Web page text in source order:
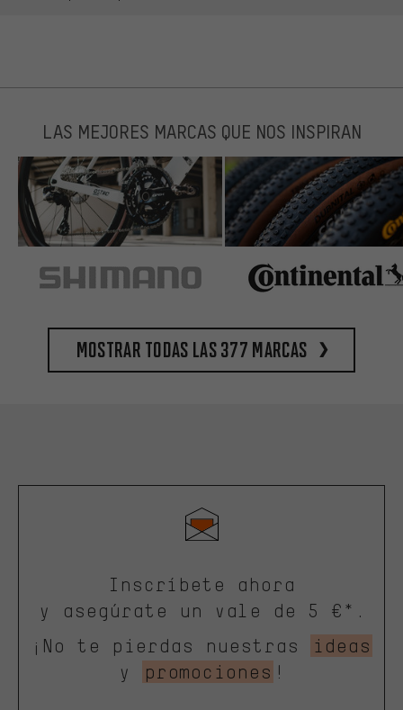
LAS MEJORES MARCAS QUE NOS INSPIRAN
Mostrar todas las 377 marcas
Inscríbete ahora
y asegúrate un vale de 5 €*.
¡No te pierdas nuestras
ideas
y
promociones !